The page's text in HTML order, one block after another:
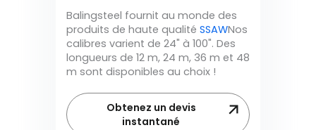
Balingsteel fournit au monde des
produits de haute qualité SSAWNos
calibres varient de 24" à 100". Des
longueurs de 12 m, 24 m, 36 m et 48
m sont disponibles au choix !
Obtenez un devis
instantané